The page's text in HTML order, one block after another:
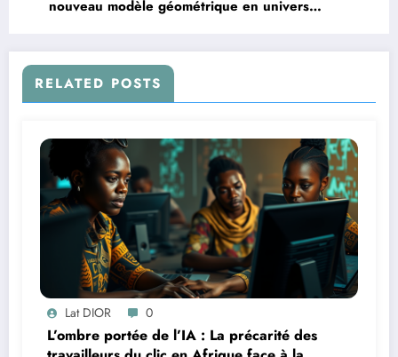
nouveau modèle géométrique en univers
RELATED POSTS
Lat DIOR 0
L’ombre portée de l’IA : La précarité des